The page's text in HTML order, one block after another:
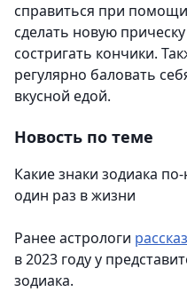
справиться при
сделать новую
состригать кончики.
регулярно баловать
вкусной едой.
Новость по теме
Какие знаки зодиака
один раз в жизни
Ранее астрологи
в 2023 году у
зодиака.